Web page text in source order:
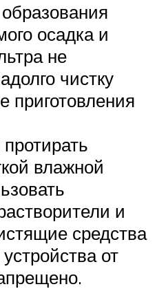
осадка и
не
чистку
приготовления
влажной
и
средства
от